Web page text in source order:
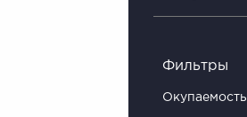
Фильтры
Окупаемость